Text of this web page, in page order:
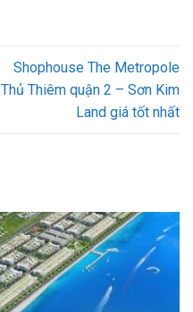
Shophouse The Metropole
Thủ Thiêm quận 2 – Sơn Kim
Land giá tốt nhất